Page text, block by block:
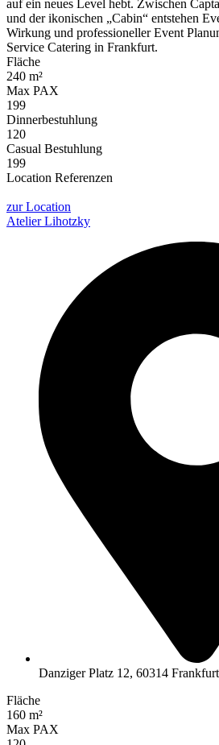
auf ein neues Level hebt. Zwischen
und der ikonischen „Cabin“ entstehen
Wirkung und professioneller Event
Service Catering in Frankfurt.
Fläche
240 m²
Max PAX
199
Dinnerbestuhlung
120
Casual Bestuhlung
199
Location Referenzen
zur Location
Atelier Lihotzky
Danziger Platz 12, 60314
Fläche
160 m²
Max PAX